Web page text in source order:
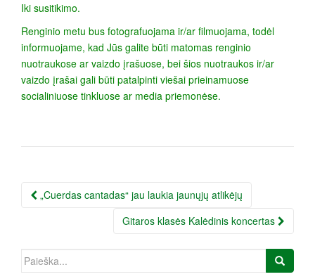
Iki susitikimo.
Renginio metu bus fotografuojama ir/ar filmuojama, todėl
informuojame, kad Jūs galite būti matomas renginio
nuotraukose ar vaizdo įrašuose, bei šios nuotraukos ir/ar
vaizdo įrašai gali būti patalpinti viešai prieinamuose
socialiniuose tinkluose ar media priemonėse.
Įrašo
„Cuerdas cantadas“ jau laukia jaunųjų atlikėjų
Gitaros klasės Kalėdinis koncertas
Ieškoti: